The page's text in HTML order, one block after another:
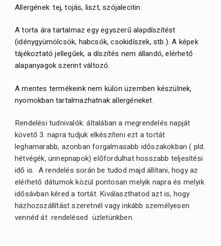
Allergének: tej, tojás, liszt, szójalecitin.
A torta ára tartalmaz egy egyszerű alapdíszítést
(idénygyümölcsök, habcsók, csokidíszek, stb.). A képek
tájékoztató jellegűek, a díszítés nem állandó, elérhető
alapanyagok szerint változó.
A mentes termékeink nem külön üzemben készülnek,
nyomokban tartalmazhatnak allergéneket.
Rendelési tudnivalók: általában a megrendelés napját
követő 3. napra tudjuk elkészíteni ezt a tortát
leghamarabb, azonban forgalmasabb időszakokban ( pld.
hétvégék, ünnepnapok) előfordulhat hosszabb teljesítési
idő is. A rendelés során be tudod majd állítani, hogy az
elérhető dátumok közül pontosan melyik napra és melyik
idősávban kéred a tortát. Kiválaszthatod azt is, hogy
házhozszállítást szeretnél vagy inkább személyesen
vennéd át rendelésed üzletünkben.